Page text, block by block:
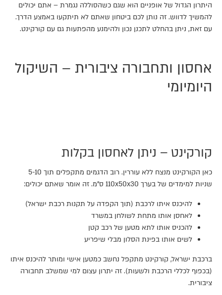
היתרון הגדול של אופניים הוא שגם כשהסוללה נגמרת – אתם יכולים
להמשיך לדווש. זה נותן לכם ביטחון שאתם לא תיתקעו באמצע הדרך.
עם זאת, ניתן בהחלט לתכנן נכון ולהימנע מהפתעות גם עם קורקינט.
אחסון ותחבורה ציבורית – השיקול
היומיומי
קורקינט – ניתן לאחסון בקלות
כאן הקורקינט מנצח ללא עוררין. רוב הדגמים מתקפלים תוך 5-10
שניות למימדים של בערך 110x50x30 ס"מ. זה אומר שאתם יכולים:
להיכנס איתו לרכבת (תוך הקפדה על תקנות רכבת ישראל)
לאחסן אותו מתחת לשולחן במשרד
להכניס אותו לתא מטען של רכב קטן
לשים אותו בפינת הסלון מבלי שיפריע
ברכבת ישראל, קורקינט מתקפל נחשב כמטען אישי ומותר להיכנס איתו
(בכפוף לכללי הרכבת ולשעות). זה יתרון עצום למי שמשלב תחבורה
ציבורית.